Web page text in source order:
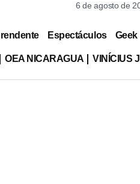
6 de agosto de
Espectáculos Geek
OEA NICARAGUA VINÍCIUS